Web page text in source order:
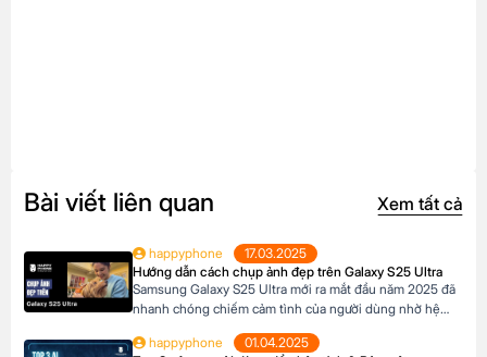
Bài viết liên quan Xem tất cả
happyphone
17.03.2025
Hướng dẫn cách chụp ảnh đẹp trên Galaxy S25 Ultra
Samsung Galaxy S25 Ultra mới ra mắt đầu năm 2025 đã
nhanh chóng chiếm cảm tình của người dùng nhờ hệ
200MP, khả năng zoom xa ấn tượng và các tính năng
happyphone
01.04.2025